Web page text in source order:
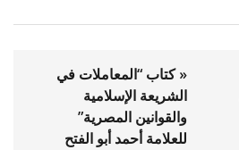
« كتاب “المعاملات في
الشريعة الإسلامية
والقوانين المصرية”
للعلامة أحمد أبو الفتح